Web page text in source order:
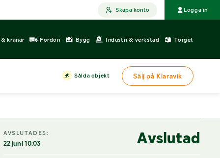
Skapa konto Logga in
kranar Fordon Bygg Industri & verkstad Torget
Sålda objekt Sälj på Klaravik
AVSLUTADES:
22 juni 10:03 Avslutad